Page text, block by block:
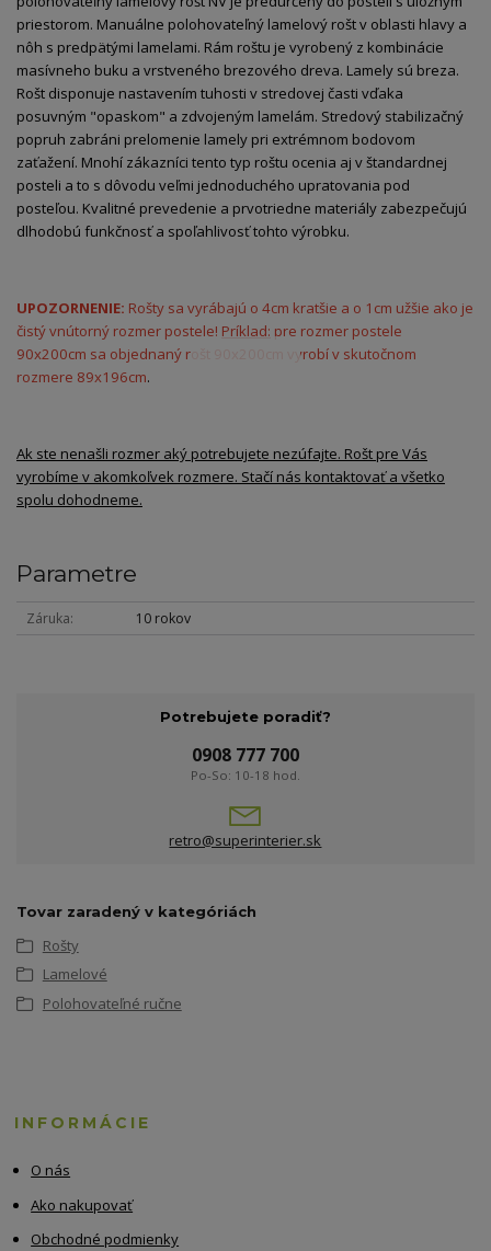
priestorom. Manuálne polohovateľný lamelový rošt v oblasti hlavy a
nôh s predpätými lamelami. Rám roštu je vyrobený z kombinácie
masívneho buku a vrstveného brezového dreva. Lamely sú breza.
Rošt disponuje nastavením tuhosti v stredovej časti vďaka
posuvným "opaskom" a zdvojeným lamelám. Stredový stabilizačný
popruh zabráni prelomenie lamely pri extrémnom bodovom
zaťažení. Mnohí zákazníci tento typ roštu ocenia aj v štandardnej
posteli a to s dôvodu veľmi jednoduchého upratovania pod
posteľou. Kvalitné prevedenie a prvotriedne materiály zabezpečujú
dlhodobú funkčnosť a spoľahlivosť tohto výrobku.
UPOZORNENIE: Rošty sa vyrábajú o 4cm kratšie a o 1cm užšie ako je
čistý vnútorný rozmer postele! Príklad: pre rozmer postele
90x200cm sa objednaný rošt 90x200cm vyrobí v skutočnom
rozmere 89x196cm.
Ak ste nenašli rozmer aký potrebujete nezúfajte. Rošt pre Vás
vyrobíme v akomkoľvek rozmere. Stačí nás kontaktovať a všetko
spolu dohodneme.
Parametre
Záruka 10 rokov
Potrebujete poradiť?
0908 777 700
Po-So: 10-18 hod.
retro@superinterier.sk
Tovar zaradený v kategóriách
Rošty
Lamelové
Polohovateľné ručne
INFORMÁCIE
O nás
Ako nakupovať
Obchodné podmienky